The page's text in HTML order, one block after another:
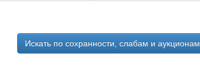
Искать по сохранности, слабам и аукционам